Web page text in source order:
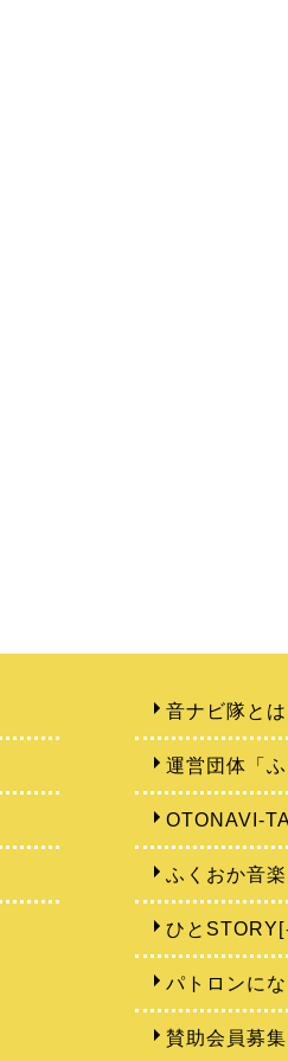
音ナビ隊とは
運営団体「
OTONAVI-
ふくおか音
ひとSTORY[
パトロンに
賛助会員募集